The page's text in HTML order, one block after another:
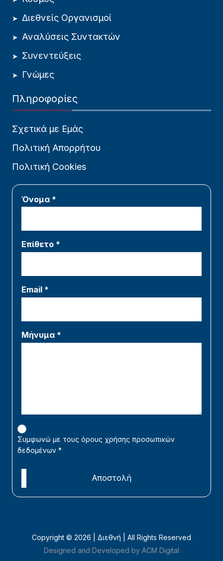
Διεθνείς Οργανισμοί
Αναλύσεις Συντακτών
Συνεντεύξεις
Γνώμες
Πληροφορίες
Σχετικά με Εμάς
Πολιτική Απορρήτου
Πολιτική Cookies
Όνομα *
Επίθετο *
Email *
Μήνυμα *
Συμφωνώ με τους όρους χρήσης προσωπικών
δεδομένων *
Αποστολή
Copyright © 2026 | Διεθνή | All Rights Reserved
Designed and Developed by ACM Digital